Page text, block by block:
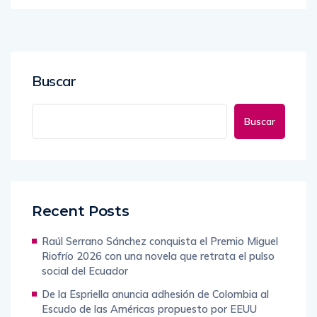
Buscar
Buscar
Recent Posts
Raúl Serrano Sánchez conquista el Premio Miguel
Riofrío 2026 con una novela que retrata el pulso
social del Ecuador
De la Espriella anuncia adhesión de Colombia al
Escudo de las Américas propuesto por EEUU